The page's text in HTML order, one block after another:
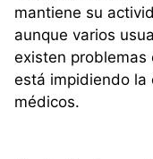
mantiene su
aunque varios
existen problemas
está impidiendo la
médicos.